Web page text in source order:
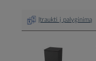
Įtraukti į palyginimą